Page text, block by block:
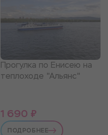
Прогулка по Енисею на
теплоходе "Альянс"
1 690 ₽
ПОДРОБНЕЕ